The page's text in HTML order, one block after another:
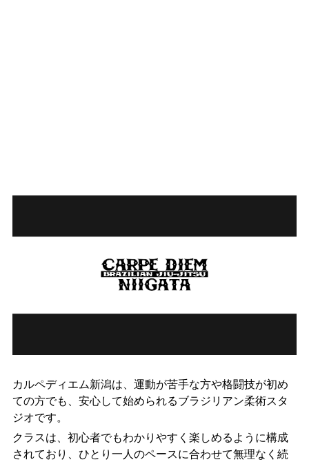
カルペディエム新潟は、運動が苦手な方や格闘技が初め
ての方でも、安心して始められるブラジリアン柔術スタ
ジオです。
クラスは、初心者でもわかりやすく楽しめるように構成
されており、ひとり一人のペースに合わせて無理なく続